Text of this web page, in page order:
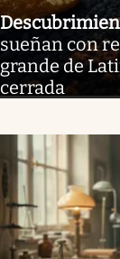
sueñan con
grande de
cerrada